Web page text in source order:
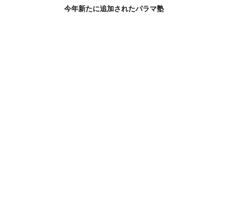
今年新たに追加されたパラマ塾